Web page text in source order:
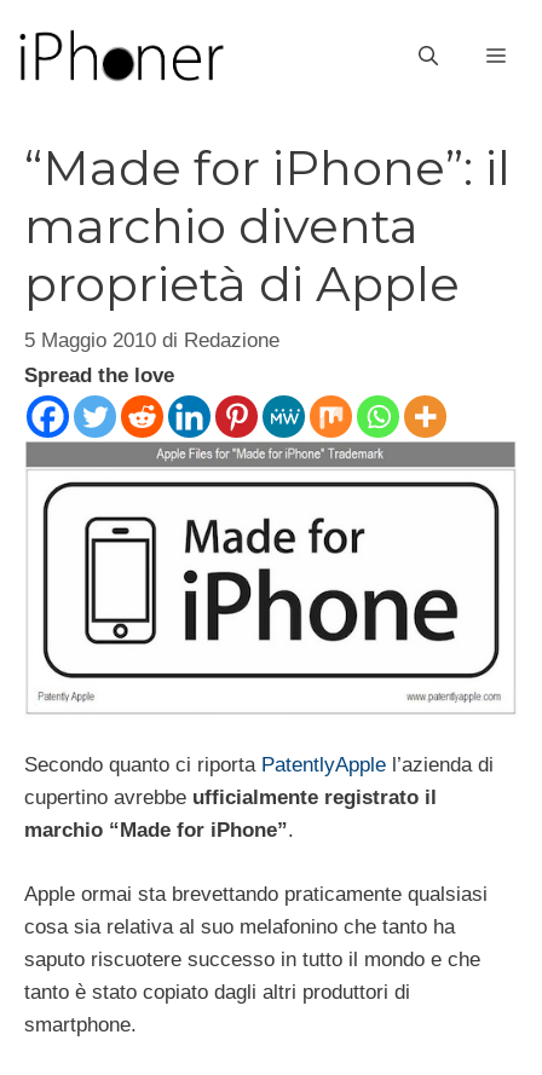
contenuto
“Made for iPhone”: il
marchio diventa
proprietà di Apple
5 Maggio 2010 di Redazione
Spread the love
Secondo quanto ci riporta PatentlyApple l’azienda di
cupertino avrebbe ufficialmente registrato il
marchio “Made for iPhone”.
Apple ormai sta brevettando praticamente qualsiasi
cosa sia relativa al suo melafonino che tanto ha
saputo riscuotere successo in tutto il mondo e che
tanto è stato copiato dagli altri produttori di
smartphone.